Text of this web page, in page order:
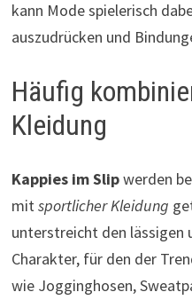
kann Mode spielerisch
auszudrücken und
Häufig
Kleidung
Kappies im Slipwerden
mitsportlicher Kleidung
unterstreicht den lässigen
Charakter, für den der
wie Jogginghosen,